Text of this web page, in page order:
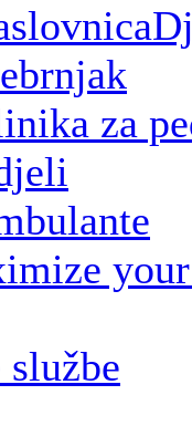
za
službe